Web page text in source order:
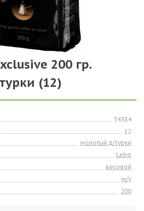
200 гр.
(12)
34384
12
молотый д/турки
Lebo
весовой
м/у
200